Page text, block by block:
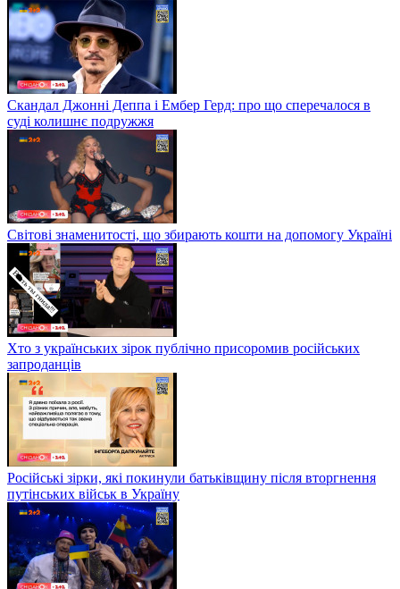
Скандал Джонні Деппа і Ембер Герд: про що сперечалося в
суді колишнє подружжя
Світові знаменитості, що збирають кошти на допомогу Україні
Хто з українських зірок публічно присоромив російських
запроданців
Російські зірки, які покинули батьківщину після вторгнення
путінських військ в Україну